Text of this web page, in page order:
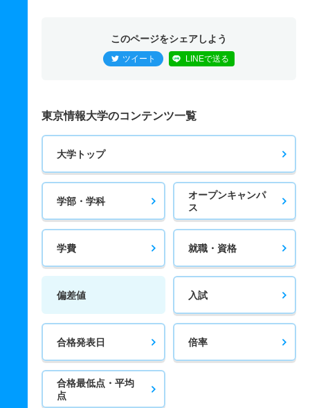
このページをシェアしよう
ツイート LINEで送る
東京情報大学のコンテンツ一覧
大学トップ
学部・学科
オープンキャンパ
ス
学費 就職・資格
偏差値 入試
合格発表日 倍率
合格最低点・平均
点